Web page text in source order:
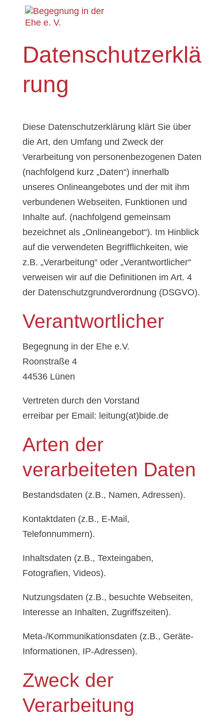
Datenschutzerklä
rung
Diese Datenschutzerklärung klärt Sie über
die Art, den Umfang und Zweck der
Verarbeitung von personenbezogenen Daten
(nachfolgend kurz „Daten“) innerhalb
unseres Onlineangebotes und der mit ihm
verbundenen Webseiten, Funktionen und
Inhalte auf. (nachfolgend gemeinsam
bezeichnet als „Onlineangebot“). Im Hinblick
auf die verwendeten Begrifflichkeiten, wie
z.B. „Verarbeitung“ oder „Verantwortlicher“
verweisen wir auf die Definitionen im Art. 4
der Datenschutzgrundverordnung (DSGVO).
Verantwortlicher
Begegnung in der Ehe e.V.
Roonstraße 4
44536 Lünen
Vertreten durch den Vorstand
erreibar per Email: leitung(at)bide.de
Arten der
verarbeiteten Daten
Bestandsdaten (z.B., Namen, Adressen).
Kontaktdaten (z.B., E-Mail,
Telefonnummern).
Inhaltsdaten (z.B., Texteingaben,
Fotografien, Videos).
Nutzungsdaten (z.B., besuchte Webseiten,
Interesse an Inhalten, Zugriffszeiten).
Meta-/Kommunikationsdaten (z.B., Geräte-
Informationen, IP-Adressen).
Zweck der
Verarbeitung